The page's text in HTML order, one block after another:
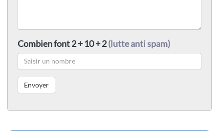
Combien font 2 + 10 + 2(lutte anti spam)